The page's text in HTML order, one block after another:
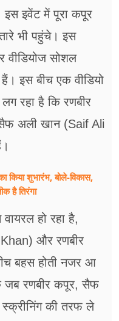
इवेंट में पूरा कपूर
भी पहुंचे। इस
वीडियोज सोशल
इस बीच एक वीडियो
रहा है कि रणबीर
अली खान (Saif Ali
किया शुभारंभ, बोले-विकास,
है तिरंगा
हो रहा है,
और रणबीर
बहस होती नजर आ
जब रणबीर कपूर, सैफ
की तरफ ले